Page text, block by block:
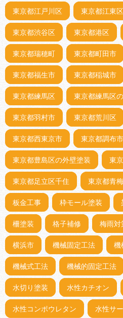
東京都江戸川区 東京都江東区
東京都渋谷区 東京都港区
東京都瑞穂町 東京都町田市
東京都福生市 東京都稲城市
東京都練馬区 東京都練馬区
東京都羽村市 東京都荒川区
東京都西東京市 東京都調布市
東京都豊島区の外壁塗装 東
東京都足立区千住 東京都青
板金工事 枠モール塗装
柵塗装 格子補修 梅雨対
横浜市 機械固定工法 機
機械式工法 機械的固定工法
水切り塗装 水性カチオン
水性コンポウレタン 水性サ